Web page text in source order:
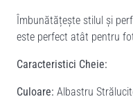
Îmbunătățește stilul și
este perfect atât pentru
Caracteristici Cheie:
Culoare: Albastru